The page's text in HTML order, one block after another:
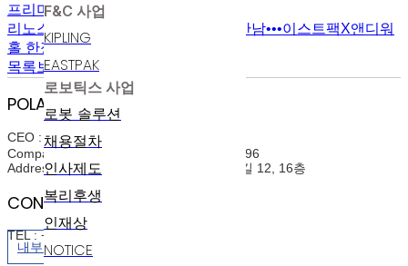
F&C 사업
KIPLING
EASTPAK
로보틱스 사업
로봇 솔루션
채용절차
인사제도
복리후생
인재상
NOTICE
프리미엄 유통망 확보
리노스 이스트팩, ‘팝아트 전설’과의 만남•••이스트팩X앤디워
홀 한정판 출시
목록보기
POLARIS AI
CEO : 윤정희(Junghee Yoon)
Company Registration Num : 214-86-07396
Address : 서울특별시 구로구 디지털로31길 12, 16층
CONTACT INFO
TEL : +82-2-3489-6800
내부정보관리규정